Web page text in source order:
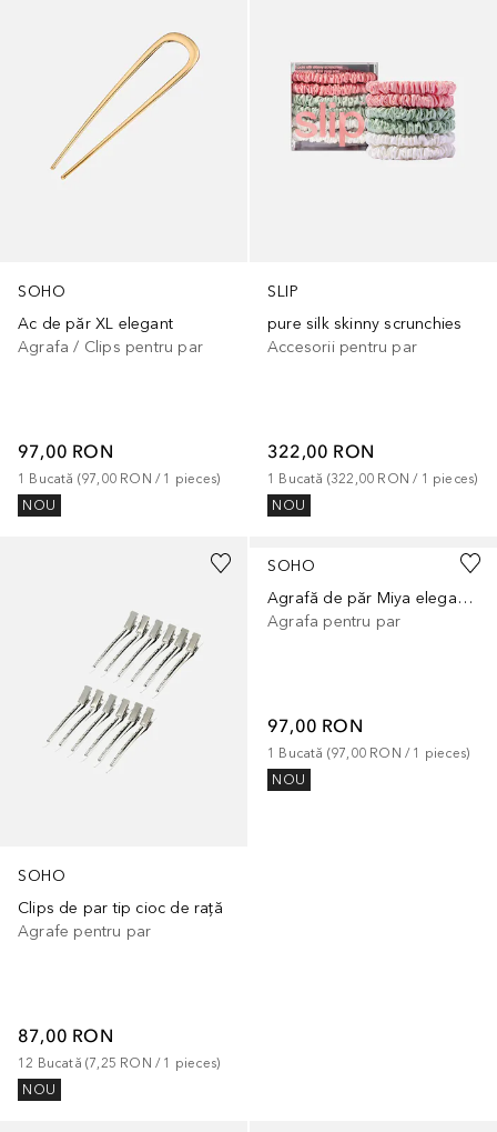
SOHO
Ac de păr XL elegant
Agrafa / Clips pentru par
97,00 RON
1 Bucată (97,00 RON / 1 pieces)
NOU
SLIP
pure silk skinny scrunchies
Accesorii pentru par
322,00 RON
1 Bucată (322,00 RON / 1 pieces)
NOU
SOHO
Clips de par tip cioc de rață
Agrafe pentru par
87,00 RON
12 Bucată (7,25 RON / 1 pieces)
NOU
SOHO
Agrafă de păr Miya elegantă
Agrafa pentru par
97,00 RON
1 Bucată (97,00 RON / 1 pieces)
NOU